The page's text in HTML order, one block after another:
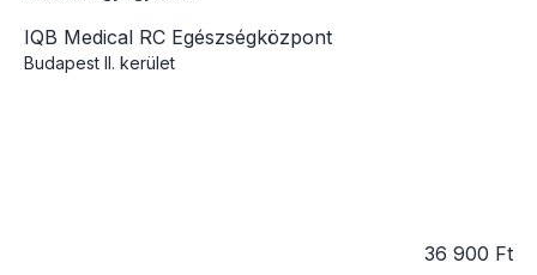
IQB Medical RC Egészségközpont
Budapest II. kerület
36 900 Ft